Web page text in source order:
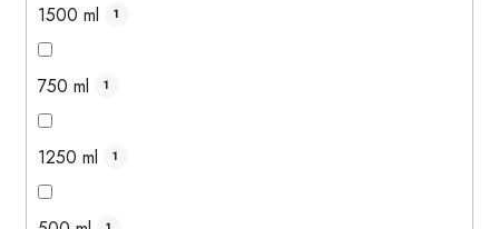
1500 ml 1
750 ml 1
1250 ml 1